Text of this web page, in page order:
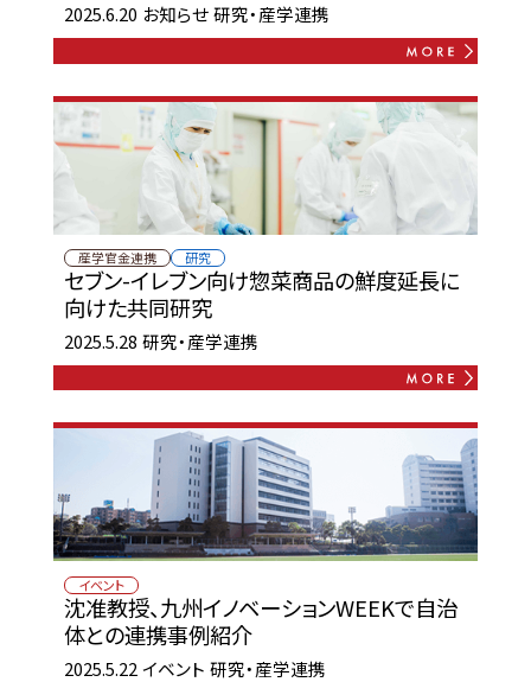
2025.6.20 お知らせ 研究・産学連携
産学官金連携 研究
セブン-イレブン向け惣菜商品の鮮度延長に
向けた共同研究
2025.5.28 研究・産学連携
イベント
沈准教授、九州イノベーションWEEKで自治
体との連携事例紹介
2025.5.22 イベント 研究・産学連携